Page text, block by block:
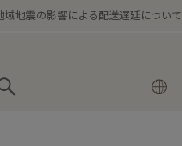
域地震の影響による配送遅延について